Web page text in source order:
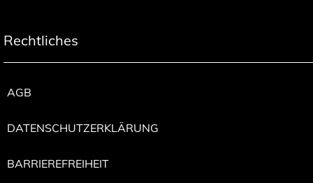
Rechtliches
AGB
DATENSCHUTZERKLÄRUNG
BARRIEREFREIHEIT